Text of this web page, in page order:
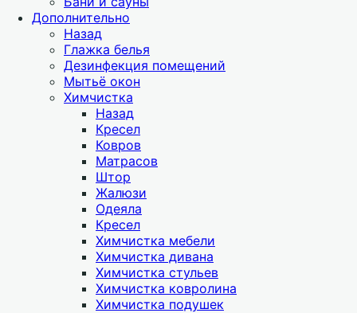
Дополнительно
Назад
Глажка белья
Дезинфекция помещений
Мытьё окон
Химчистка
Назад
Кресел
Ковров
Матрасов
Штор
Жалюзи
Одеяла
Кресел
Химчистка мебели
Химчистка дивана
Химчистка стульев
Химчистка ковролина
Химчистка подушек